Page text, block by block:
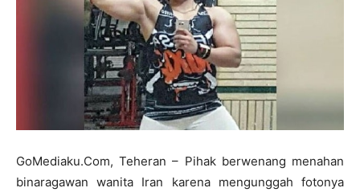
GoMediaku.Com, Teheran – Pihak berwenang menahan
binaragawan wanita Iran karena mengunggah fotonya